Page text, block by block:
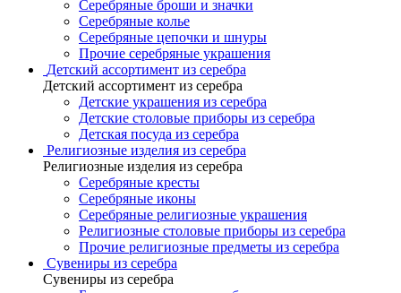
Серебряные броши и значки
Серебряные колье
Серебряные цепочки и шнуры
Прочие серебряные украшения
Детский ассортимент из серебра
Детский ассортимент из серебра
Детские украшения из серебра
Детские столовые приборы из серебра
Детская посуда из серебра
Религиозные изделия из серебра
Религиозные изделия из серебра
Серебряные кресты
Серебряные иконы
Серебряные религиозные украшения
Религиозные столовые приборы из серебра
Прочие религиозные предметы из серебра
Сувениры из серебра
Сувениры из серебра